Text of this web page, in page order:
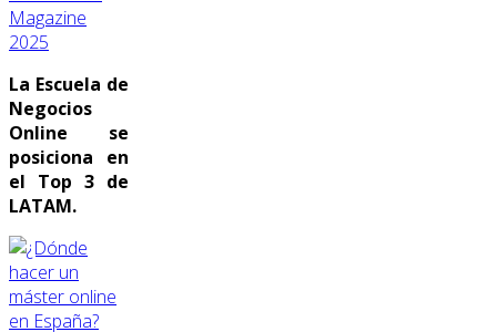
Magazine
2025
La Escuela de
Negocios
Online se
posiciona en
el Top 3 de
LATAM.